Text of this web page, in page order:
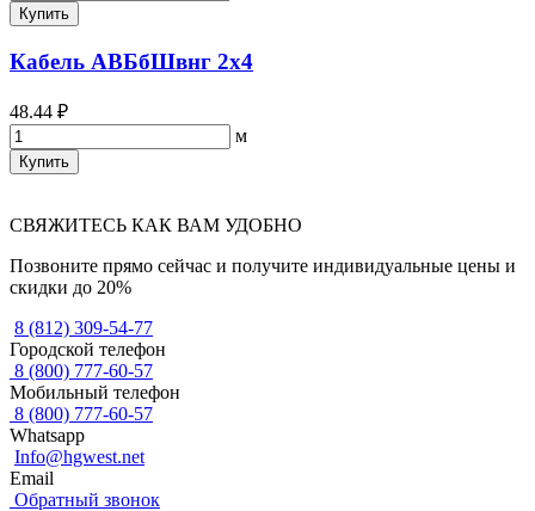
Купить
Кабель АВБбШвнг 2х4
48.44 ₽
м
Купить
СВЯЖИТЕСЬ КАК ВАМ УДОБНО
Позвоните прямо сейчас и получите индивидуальные цены и
скидки до 20%
8 (812) 309-54-77
Городской телефон
8 (800) 777-60-57
Мобильный телефон
8 (800) 777-60-57
Whatsapp
Info@hgwest.net
Email
Обратный звонок